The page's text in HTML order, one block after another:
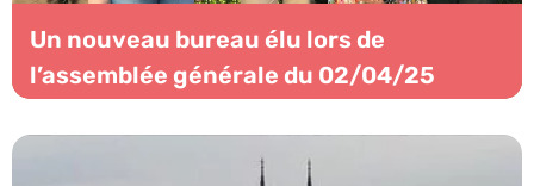
Un nouveau bureau élu lors de
l’assemblée générale du 02/04/25